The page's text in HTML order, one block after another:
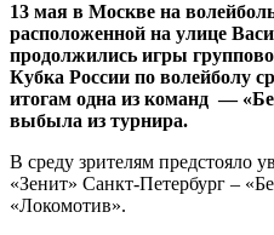
13 мая в Москве на
расположенной на улице
продолжились игры
Кубка России по волейболу
итогам одна из команд —
выбыла из турнира.
В среду зрителям предстояло
«Зенит» Санкт-Петербург –
«Локомотив».